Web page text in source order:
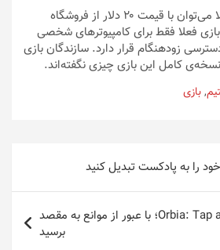
بازی ولهایم را همین حالا می‌توان با قیمت ۲۰ دلار از فروشگاه
فعلا فقط برای کامپیوترهای شخصی
زودهنگام قرار دارد. سازندگان بازی
کامل این بازی چیزی نگفته‌اند.
,بازی
را به پادکست تبدیل کنید
معرفی اپ – Orbia: Tap and Relax؛ با عبور از موانع به مقصد
برسید